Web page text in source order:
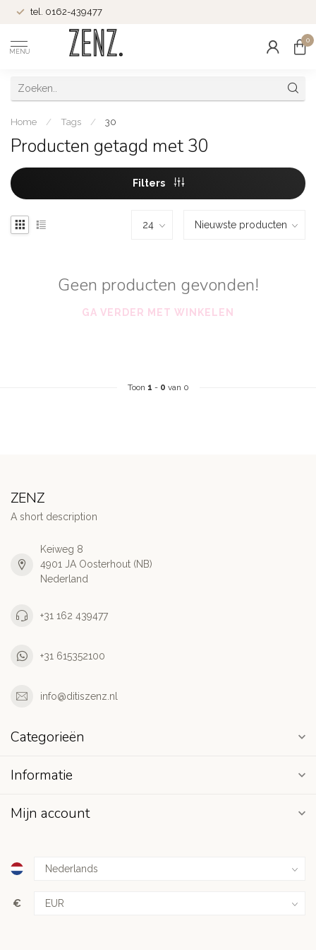
tel. 0162-439477
MENU
0
Home / Tags / 30
Producten getagd met 30
Filters
Geen producten gevonden!
GA VERDER MET WINKELEN
Toon 1 - 0 van 0
ZENZ
A short description
Keiweg 8
4901 JA Oosterhout (NB)
Nederland
+31 162 439477
+31 615352100
info@ditiszenz.nl
Categorieën
Informatie
Mijn account
€